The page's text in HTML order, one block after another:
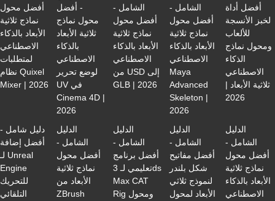
أفضل محول
نماذج ثلاثية
الأبعاد بالذكاء
الاصطناعي
لمتطلبات
نظام Quixel
Mixer | 2026
- أفضل
محول نماذج
ثلاثية الأبعاد
بالذكاء
الاصطناعي
لوضع تحرير
UV في
Cinema 4D |
2026
الشامل -
أفضل محول
نماذج ثلاثية
الأبعاد بالذكاء
الاصطناعي
من USD إلى
GLB | 2026
الشامل -
أفضل محول
نماذج ثلاثية
الأبعاد بالذكاء
الاصطناعي
Maya
Advanced
Skeleton |
2026
أفضل أداة
لخبز الأنسجة
للألعاب
ومحول نماذج
الذكاء
الاصطناعي
ثلاثية الأبعاد |
2026
دليل شامل -
أفضل إضافة
لـ Unreal
Engine
للتحريك
التلقائي
الدليل
الشامل -
أفضل محول
نماذج ثلاثية
الأبعاد من
ZBrush
الدليل
الشامل -
أفضل برنامج
تعليمي لـ 3ds
Max CAT
Rig ومحول
الدليل
الشامل -
أفضل مفاتيح
شكل بلندر
لنموذج ثلاثي
الأبعاد لمحول
الدليل
الشامل -
أفضل محول
نماذج ثلاثية
الأبعاد بالذكاء
الاصطناعي